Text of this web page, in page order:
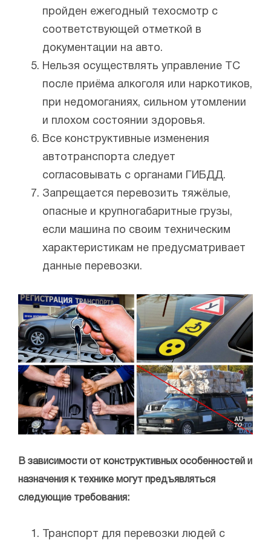
пройден ежегодный техосмотр с
соответствующей отметкой в
документации на авто.
Нельзя осуществлять управление ТС
после приёма алкоголя или наркотиков,
при недомоганиях, сильном утомлении
и плохом состоянии здоровья.
Все конструктивные изменения
автотранспорта следует
согласовывать с органами ГИБДД.
Запрещается перевозить тяжёлые,
опасные и крупногабаритные грузы,
если машина по своим техническим
характеристикам не предусматривает
данные перевозки.
В зависимости от конструктивных особенностей и
назначения к технике могут предъявляться
следующие требования:
Транспорт для перевозки людей с